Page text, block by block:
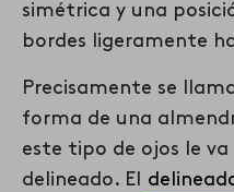
simétrica y una
bordes ligeramente
Precisamente se
forma de una
este tipo de ojos le va
delineado. El